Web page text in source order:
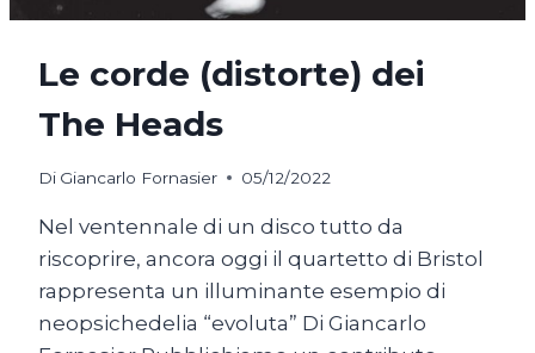
Le corde (distorte) dei
The Heads
Di Giancarlo Fornasier 05/12/2022
Nel ventennale di un disco tutto da
riscoprire, ancora oggi il quartetto di Bristol
rappresenta un illuminante esempio di
neopsichedelia “evoluta” Di Giancarlo